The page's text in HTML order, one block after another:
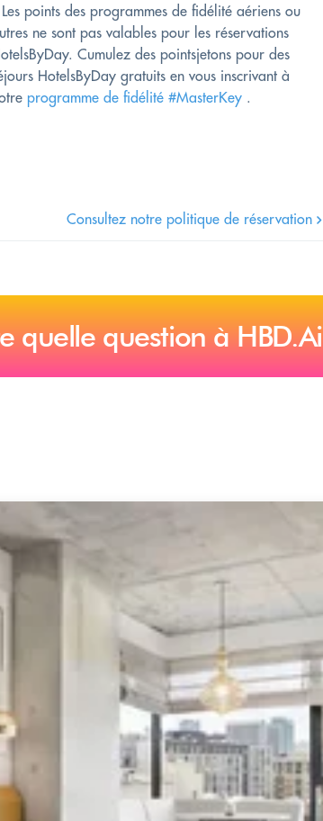
Les points des programmes de fidélité aériens ou
ne sont pas valables pour les réservations
Cumulez des pointsjetons pour des
HotelsByDay gratuits en vous inscrivant à
programme de fidélité #MasterKey .
Consultez notre politique de réservation
quelle question à HBD.Ai